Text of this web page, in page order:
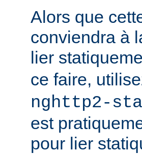
Alors que
conviendra à
lier
ce faire,
nghttp2-
est
pour lier